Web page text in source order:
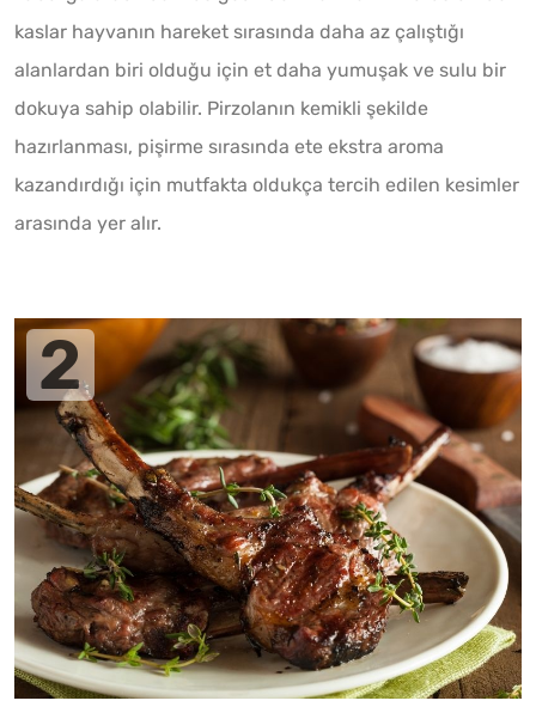
kaslar hayvanın hareket sırasında daha az çalıştığı
alanlardan biri olduğu için et daha yumuşak ve sulu bir
dokuya sahip olabilir. Pirzolanın kemikli şekilde
hazırlanması, pişirme sırasında ete ekstra aroma
kazandırdığı için mutfakta oldukça tercih edilen kesimler
arasında yer alır.